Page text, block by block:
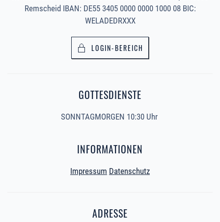
Remscheid IBAN: DE55 3405 0000 0000 1000 08 BIC:
WELADEDRXXX
LOGIN-BEREICH
GOTTESDIENSTE
SONNTAGMORGEN 10:30 Uhr
INFORMATIONEN
Impressum Datenschutz
ADRESSE